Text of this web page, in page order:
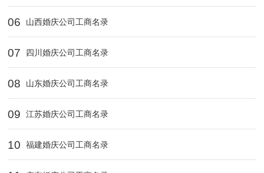
06 山西婚庆公司工商名录
07 四川婚庆公司工商名录
08 山东婚庆公司工商名录
09 江苏婚庆公司工商名录
10 福建婚庆公司工商名录